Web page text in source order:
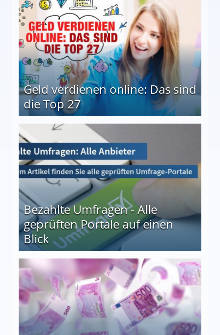
Geld verdienen online: Das sind
die Top 27
Bezahlte Umfragen - Alle
geprüften Portale auf einen
Blick
auf einen Blick